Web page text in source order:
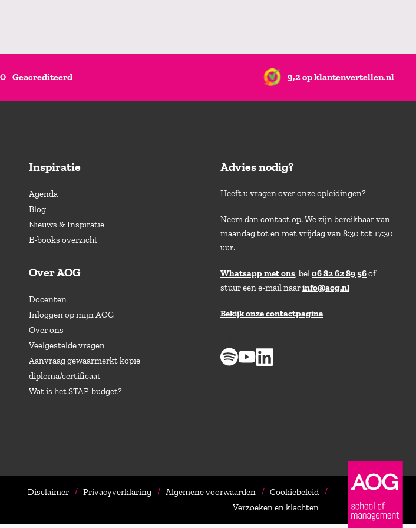
Geacrediteerd 9,2 op klantenvertellen.nl
Inspiratie
Agenda
Blog
Nieuws & Inspiratie
E-books overzicht
Over AOG
Docenten
Inloggen op mijn AOG
Over ons
Veelgestelde vragen
Aanvraag gewaarmerkt kopie
diploma/certificaat
Wat is het STAP-budget?
Advies nodig?
Heeft u vragen over onze opleidingen?
Neem dan contact op. We zijn bereikbaar van
maandag tot en met vrijdag van 8:30 tot 17:30
uur.
Whatsapp met ons, bel06 82 62 89 56of
stuur een e-mail naarinfo@aog.nl
Bekijk onze contactpagina
Disclaimer Privacyverklaring Algemene voorwaarden
Cookiebeleid
Verzoeken en klachten